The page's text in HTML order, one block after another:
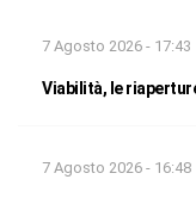
7 Agosto 2026 - 17:43
Viabilità, le
7 Agosto 2026 - 16:48